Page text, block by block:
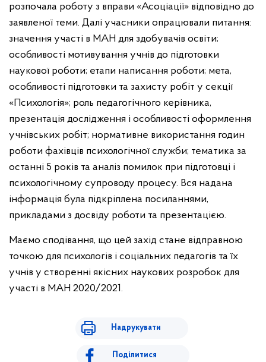
розпочала роботу з вправи «Асоціації» відповідно до
заявленої теми. Далі учасники опрацювали питання:
значення участі в МАН для здобувачів освіти;
особливості мотивування учнів до підготовки
наукової роботи; етапи написання роботи; мета,
особливості підготовки та захисту робіт у секції
«Психологія»; роль педагогічного керівника,
презентація дослідження і особливості оформлення
учнівських робіт; нормативне використання годин
роботи фахівців психологічної служби; тематика за
останні 5 років та аналіз помилок при підготовці і
психологічному супроводу процесу. Вся надана
інформація була підкріплена посиланнями,
прикладами з досвіду роботи та презентацією.
Маємо сподівання, що цей захід стане відправною
точкою для психологів і соціальних педагогів та їх
учнів у створенні якісних наукових розробок для
участі в МАН 2020/2021.
Надрукувати
Поділитися